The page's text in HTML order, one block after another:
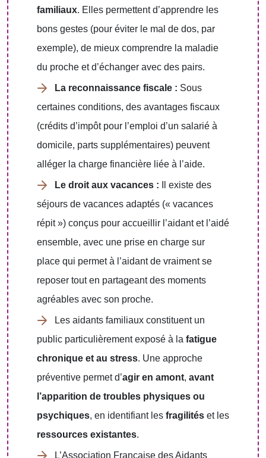
familiaux. Elles permettent d’apprendre les
bons gestes (pour éviter le mal de dos, par
exemple), de mieux comprendre la maladie
du proche et d’échanger avec des pairs.
La reconnaissance fiscale : Sous
certaines conditions, des avantages fiscaux
(crédits d’impôt pour l’emploi d’un salarié à
domicile, parts supplémentaires) peuvent
alléger la charge financière liée à l’aide.
Le droit aux vacances : Il existe des
séjours de vacances adaptés (« vacances
répit ») conçus pour accueillir l’aidant et l’aidé
ensemble, avec une prise en charge sur
place qui permet à l’aidant de vraiment se
reposer tout en partageant des moments
agréables avec son proche.
Les aidants familiaux constituent un
public particulièrement exposé à la fatigue
chronique et au stress. Une approche
préventive permet d’agir en amont, avant
l’apparition de troubles physiques ou
psychiques, en identifiant les fragilités et les
ressources existantes.
L’Association Française des Aidants